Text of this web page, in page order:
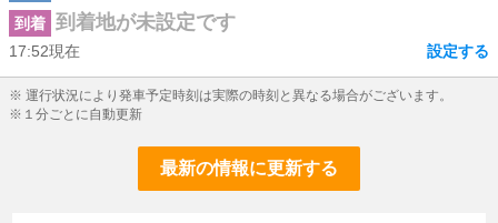
到着 到着地が未設定です
設定する
17:52現在
※ 運行状況により発車予定時刻は実際の時刻と異なる場合がございます。
※１分ごとに自動更新
最新の情報に更新する